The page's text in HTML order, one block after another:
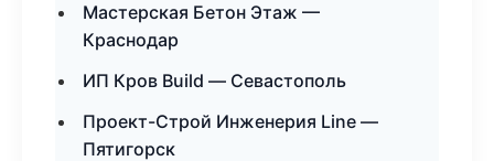
Мастерская Бетон Этаж —
Краснодар
ИП Кров Build — Севастополь
Проект-Строй Инженерия Line —
Пятигорск